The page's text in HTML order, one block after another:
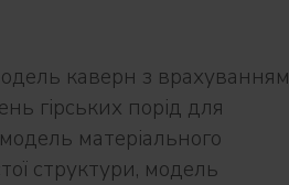
каверн з врахуванням
гірських порід для
матеріального
структури, модель